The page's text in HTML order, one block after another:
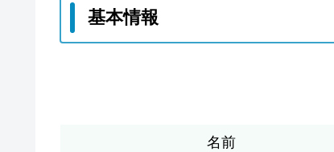
基本情報
名前